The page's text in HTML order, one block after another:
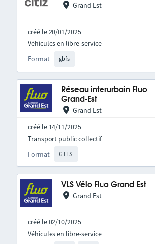
Grand Est
créé le 20/01/2025
Format gbfs
Véhicules en libre-service
Réseau interurbain Fluo
Grand-Est
Grand Est
créé le 14/11/2025
Format GTFS
Transport public collectif
VLS Vélo Fluo Grand Est
Grand Est
créé le 02/10/2025
Véhicules en libre-service